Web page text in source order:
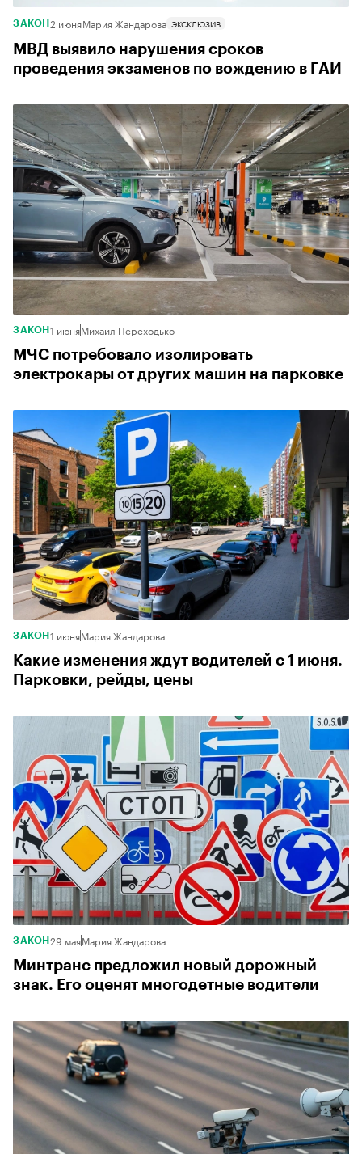
ЗАКОН 2 июняМария Жандарова ЭКСКЛЮЗИВ
МВД выявило нарушения сроков
проведения экзаменов по вождению в ГАИ
ЗАКОН 1 июняМихаил Переходько
МЧС потребовало изолировать
электрокары от других машин на парковке
ЗАКОН1 июняМария Жандарова
Какие изменения ждут водителей с 1 июня.
Парковки, рейды, цены
ЗАКОН 29 маяМария Жандарова
Минтранс предложил новый дорожный
знак. Его оценят многодетные водители